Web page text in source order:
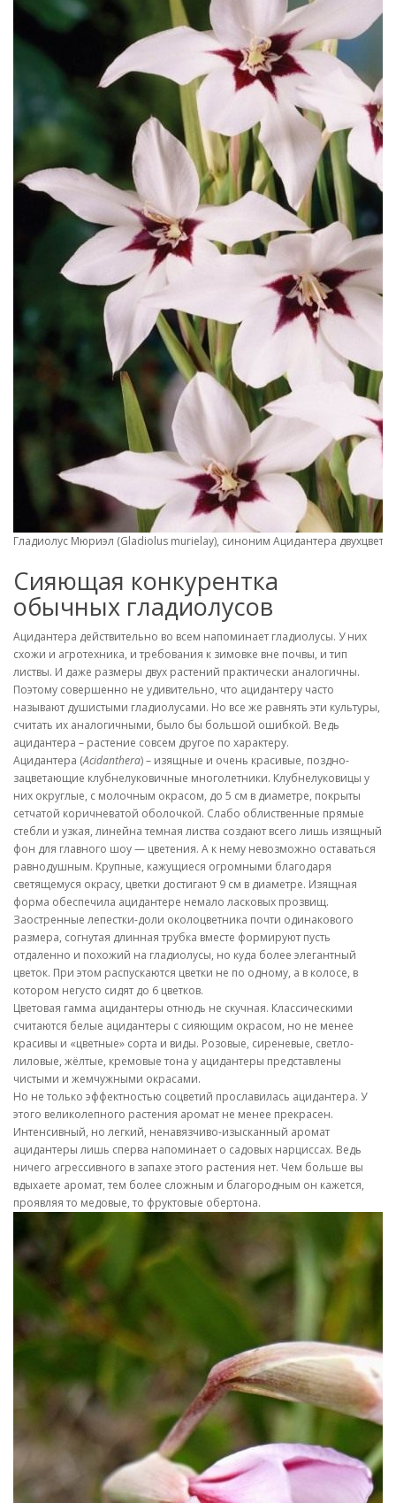
Гладиолус Мюриэл (Gladiolus murielaу), синоним Ацидантера
Сияющая конкурентка
обычных гладиолусов
Ацидантера действительно во всем напоминает гладиолусы. У них
схожи и агротехника, и требования к зимовке вне почвы, и тип
листвы. И даже размеры двух растений практически аналогичны.
Поэтому совершенно не удивительно, что ацидантеру часто
называют душистыми гладиолусами. Но все же равнять эти культуры,
считать их аналогичными, было бы большой ошибкой. Ведь
ацидантера – растение совсем другое по характеру.
Ацидантера (Acidanthera) – изящные и очень красивые, поздно-
зацветающие клубнелуковичные многолетники. Клубнелуковицы у
них округлые, с молочным окрасом, до 5 см в диаметре, покрыты
сетчатой коричневатой оболочкой. Слабо облиственные прямые
стебли и узкая, линейна темная листва создают всего лишь изящный
фон для главного шоу — цветения. А к нему невозможно оставаться
равнодушным. Крупные, кажущиеся огромными благодаря
светящемуся окрасу, цветки достигают 9 см в диаметре. Изящная
форма обеспечила ацидантере немало ласковых прозвищ.
Заостренные лепестки-доли околоцветника почти одинакового
размера, согнутая длинная трубка вместе формируют пусть
отдаленно и похожий на гладиолусы, но куда более элегантный
цветок. При этом распускаются цветки не по одному, а в колосе, в
котором негусто сидят до 6 цветков.
Цветовая гамма ацидантеры отнюдь не скучная. Классическими
считаются белые ацидантеры с сияющим окрасом, но не менее
красивы и «цветные» сорта и виды. Розовые, сиреневые, светло-
лиловые, жёлтые, кремовые тона у ацидантеры представлены
чистыми и жемчужными окрасами.
Но не только эффектностью соцветий прославилась ацидантера. У
этого великолепного растения аромат не менее прекрасен.
Интенсивный, но легкий, ненавязчиво-изысканный аромат
ацидантеры лишь сперва напоминает о садовых нарциссах. Ведь
ничего агрессивного в запахе этого растения нет. Чем больше вы
вдыхаете аромат, тем более сложным и благородным он кажется,
проявляя то медовые, то фруктовые обертона.